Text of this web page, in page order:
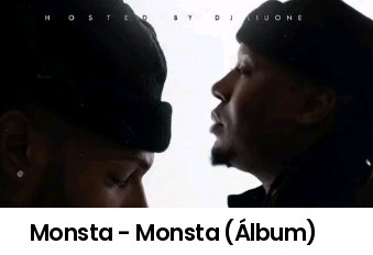
Monsta - Monsta (Álbum)